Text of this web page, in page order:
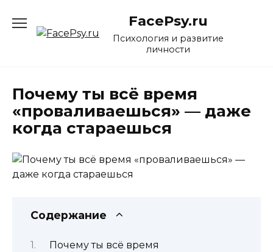
содержанию
FacePsy.ru
Психология и развитие
личности
Почему ты всё время
«проваливаешься» — даже
когда стараешься
Содержание
Почему ты всё время